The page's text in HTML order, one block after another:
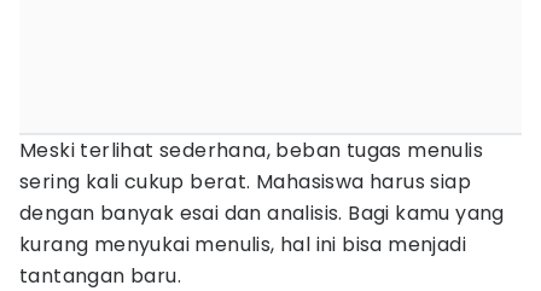
Meski terlihat sederhana, beban tugas menulis
sering kali cukup berat. Mahasiswa harus siap
dengan banyak esai dan analisis. Bagi kamu yang
kurang menyukai menulis, hal ini bisa menjadi
tantangan baru.